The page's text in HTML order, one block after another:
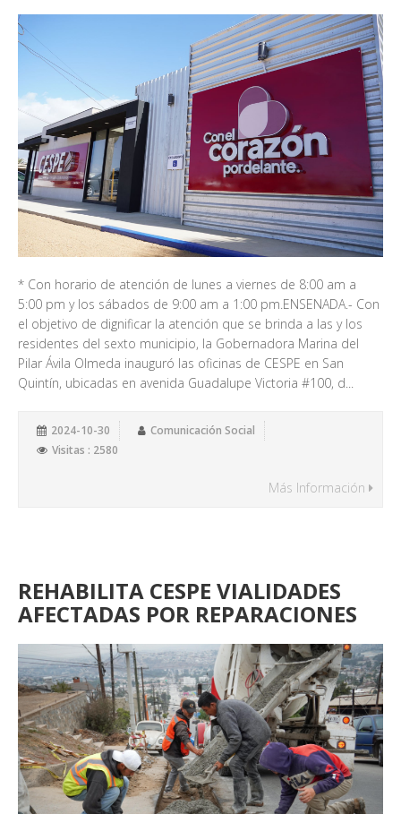
* Con horario de atención de lunes a viernes de 8:00 am a
5:00 pm y los sábados de 9:00 am a 1:00 pm.ENSENADA.- Con
el objetivo de dignificar la atención que se brinda a las y los
residentes del sexto municipio, la Gobernadora Marina del
Pilar Ávila Olmeda inauguró las oficinas de CESPE en San
Quintín, ubicadas en avenida Guadalupe Victoria #100, d...
2024-10-30
Comunicación Social
Visitas : 2580
Más Información
REHABILITA CESPE VIALIDADES
AFECTADAS POR REPARACIONES